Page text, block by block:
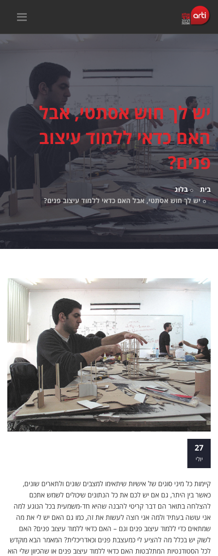
יש לך חוש אסתטי, אבל
האם כדאי ללמוד עיצוב
פנים?
בית
בלוג
יש לך חוש אסתטי, אבל האם כדאי ללמוד עיצוב פנים?
27
יולי
קיימות כל מיני סוגים של אישיות שיתאימו למצבים שונים ולתארים שונים,
כאשר בין היתר, גם אם יש לכם את כל הנתונים שיכולים לשמש אתכם
להצלחה בתואר הם דבר קריטי להבנה שהיא חד-משמעית בכל הנוגע למה
אני עושה בעתיד ולמה אני רוצה לעשות את זה, כמו גם האם יש לי את מה
שמתאים כדי ללמוד עיצוב פנים וגם – האם כדאי ללמוד עיצוב פנים? האם
לשוק יש בכלל מה להציע לי כמעצבת פנים וכאדריכלית? המאמר הבא מוקדש
לכל הסטודנטיות המתלבטות האם כדאי ללמוד עיצוב פנים או שהכיוון שלי הוא